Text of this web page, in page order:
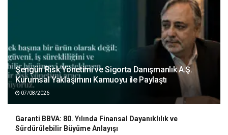
Şengün Risk Yönetimi ve Sigorta Danışmanlık A.Ş.
Kurumsal Yaklaşımını Kamuoyu ile Paylaştı
07/08/2026
Garanti BBVA: 80. Yılında Finansal Dayanıklılık ve
Sürdürülebilir Büyüme Anlayışı